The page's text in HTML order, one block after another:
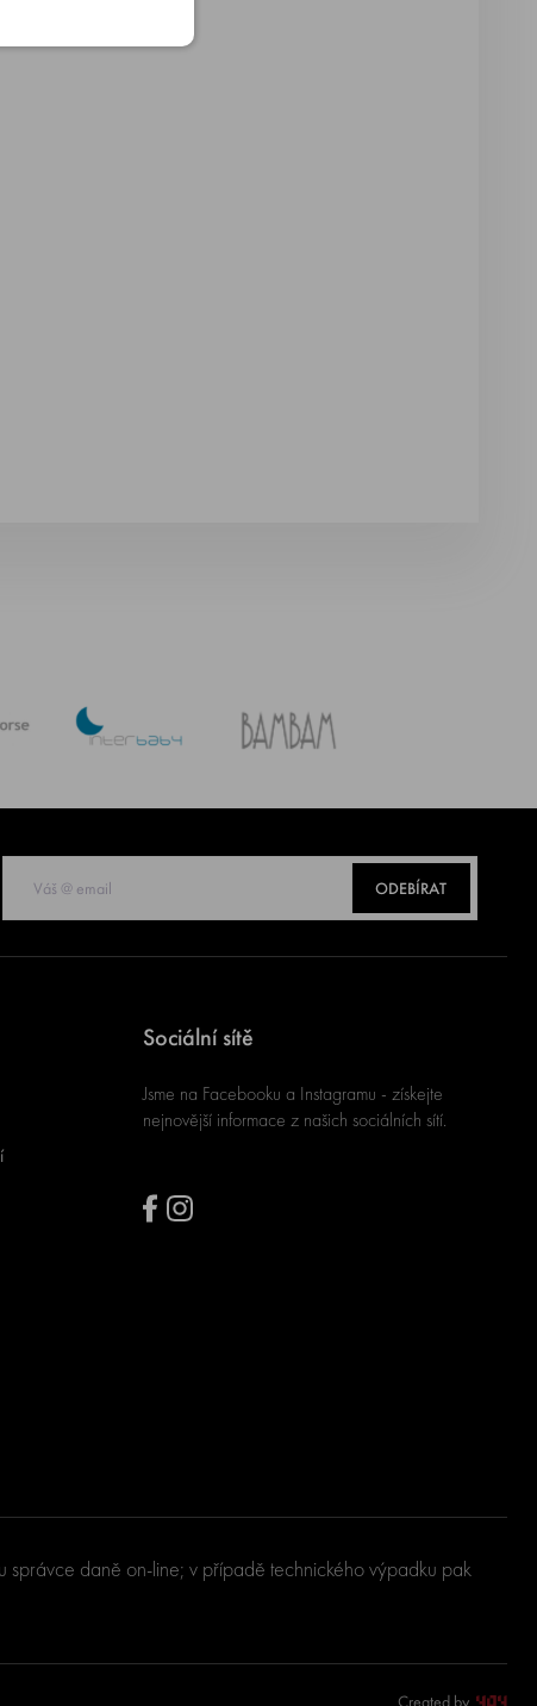
ODEBÍRAT
Sociální sítě
Jsme na Facebooku a Instagramu - získejte
nejnovější informace z našich sociálních sítí.
správce daně on-line; v případě technického výpadku pak
Created by